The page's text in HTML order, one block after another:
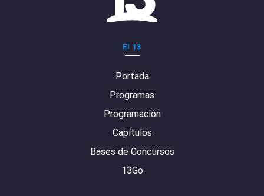
El 13
Portada
Programas
Programación
Capítulos
Bases de Concursos
13Go